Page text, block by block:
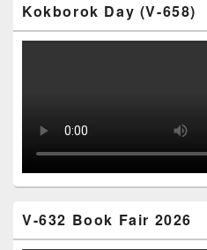
Kokborok Day (V-658)
V-632 Book Fair 2026